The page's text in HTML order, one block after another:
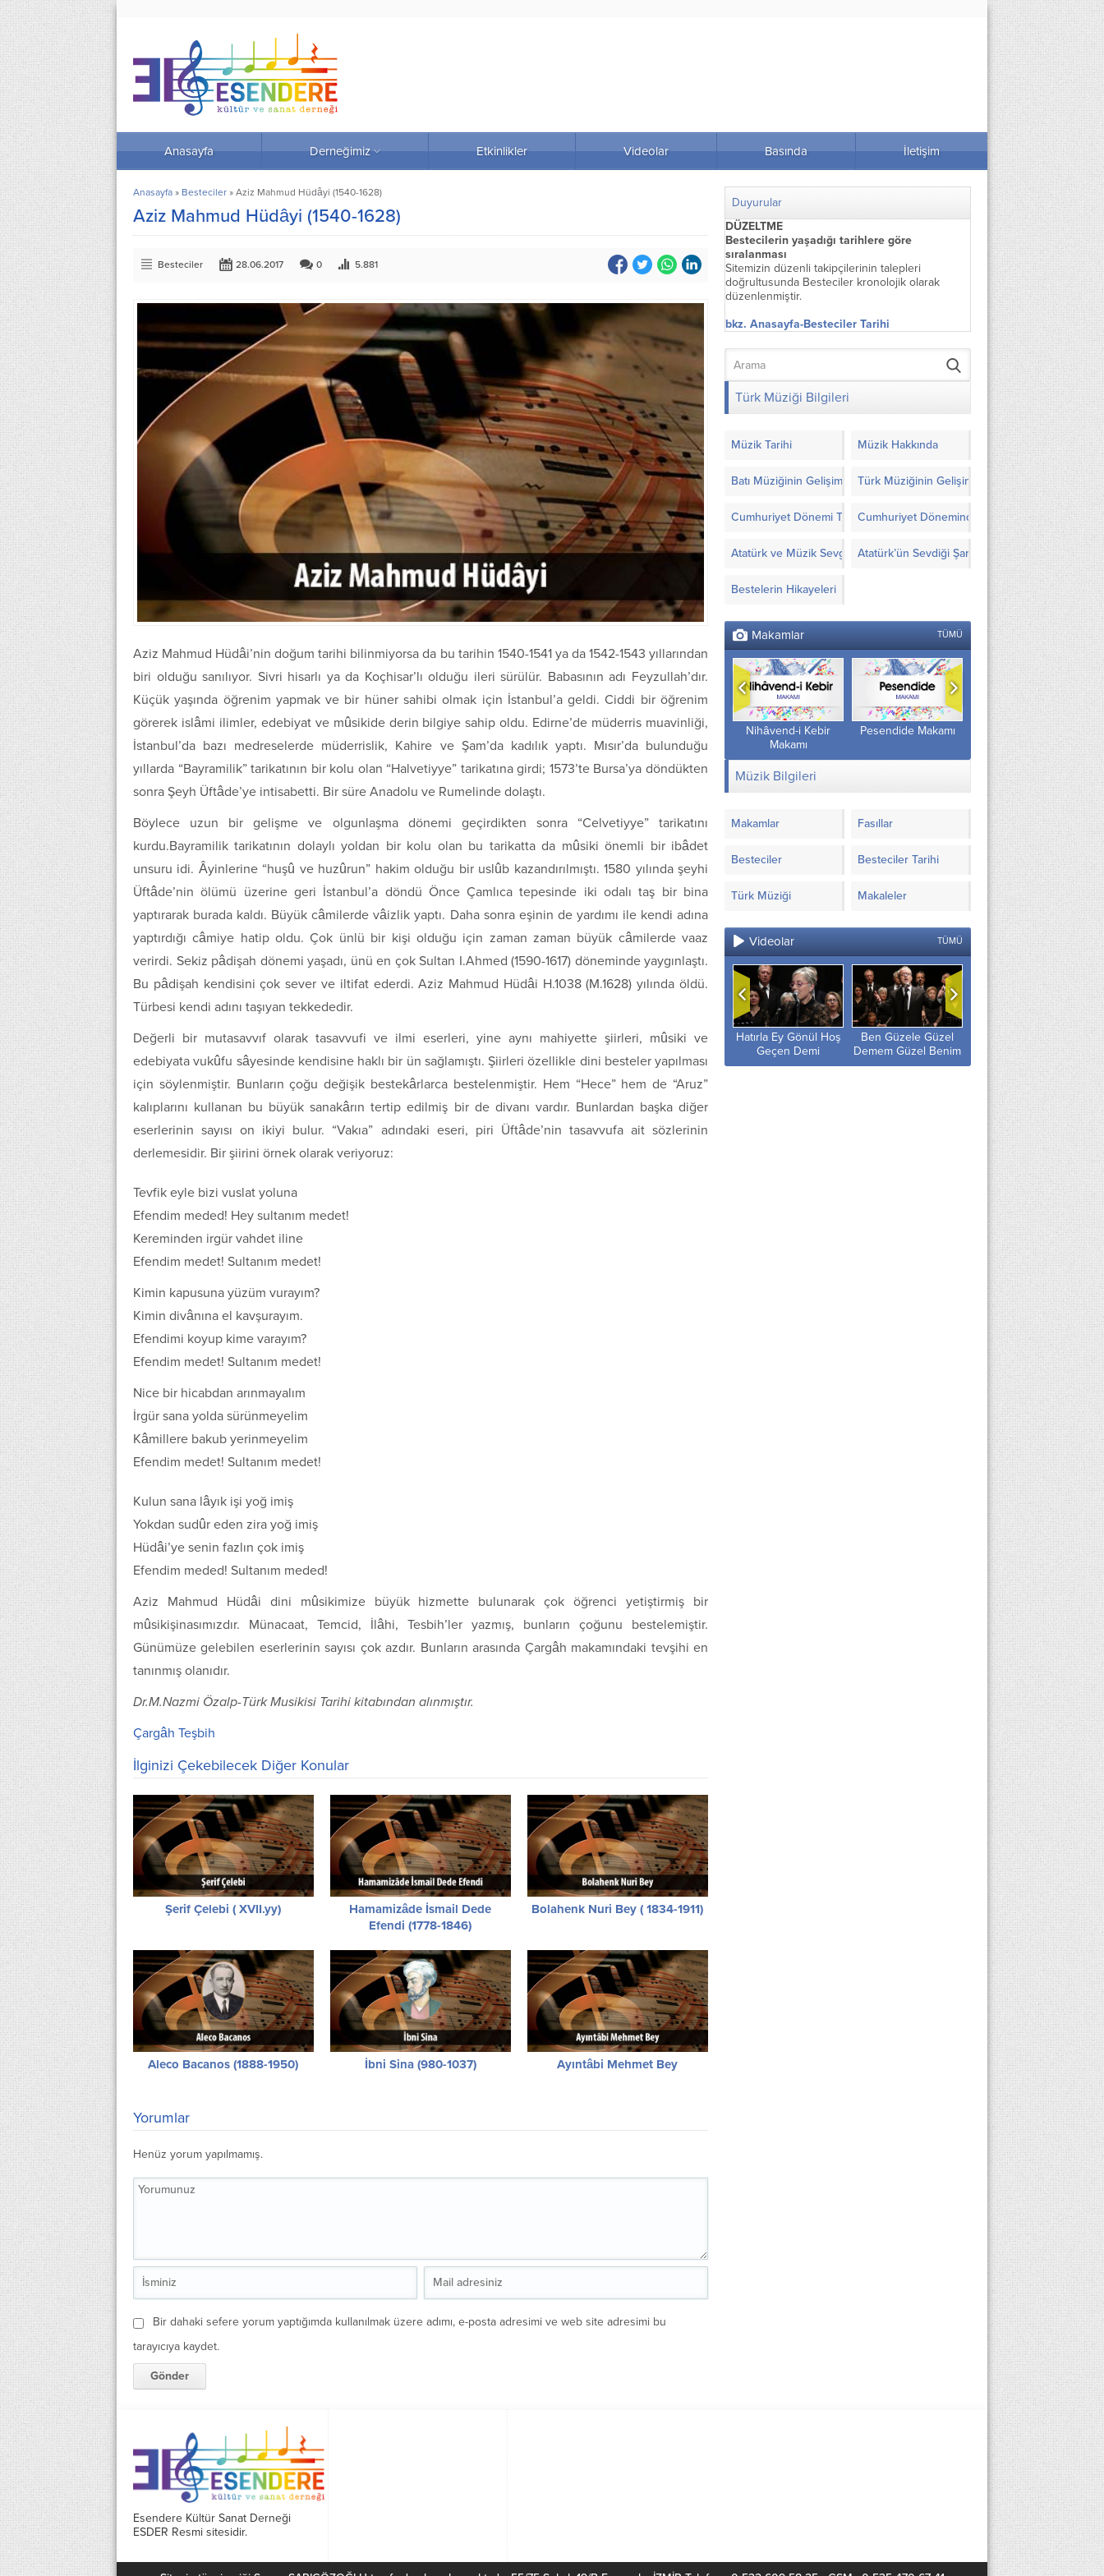
Anasayfa Derneğimiz Etkinlikler Videolar Basında İletişim
Anasayfa » Besteciler » Aziz Mahmud Hüdâyi (1540-1628)
Aziz Mahmud Hüdâyi (1540-1628)
Besteciler 28.06.2017 0 5.881
Aziz Mahmud Hüdâi’nin doğum tarihi bilinmiyorsa da bu tarihin 1540-1541 ya da 1542-1543 yıllarından
biri olduğu sanılıyor. Sivri hisarlı ya da Koçhisar’lı olduğu ileri sürülür. Babasının adı Feyzullah’dır.
Küçük yaşında öğrenim yapmak ve bir hüner sahibi olmak için İstanbul’a geldi. Ciddi bir öğrenim
görerek islâmi ilimler, edebiyat ve mûsikide derin bilgiye sahip oldu. Edirne’de müderris muavinliği,
İstanbul’da bazı medreselerde müderrislik, Kahire ve Şam’da kadılık yaptı. Mısır’da bulunduğu
yıllarda “Bayramilik” tarikatının bir kolu olan “Halvetiyye” tarikatına girdi; 1573’te Bursa’ya döndükten
sonra Şeyh Üftâde’ye intisabetti. Bir süre Anadolu ve Rumelinde dolaştı.
Böylece uzun bir gelişme ve olgunlaşma dönemi geçirdikten sonra “Celvetiyye” tarikatını
kurdu.Bayramilik tarikatının dolaylı yoldan bir kolu olan bu tarikatta da mûsiki önemli bir ibâdet
unsuru idi. Âyinlerine “huşû ve huzûrun” hakim olduğu bir uslûb kazandırılmıştı. 1580 yılında şeyhi
Üftâde’nin ölümü üzerine geri İstanbul’a döndü Önce Çamlıca tepesinde iki odalı taş bir bina
yaptırarak burada kaldı. Büyük câmilerde vâizlik yaptı. Daha sonra eşinin de yardımı ile kendi adına
yaptırdığı câmiye hatip oldu. Çok ünlü bir kişi olduğu için zaman zaman büyük câmilerde vaaz
verirdi. Sekiz pâdişah dönemi yaşadı, ünü en çok Sultan I.Ahmed (1590-1617) döneminde yaygınlaştı.
Bu pâdişah kendisini çok sever ve iltifat ederdi. Aziz Mahmud Hüdâi H.1038 (M.1628) yılında öldü.
Türbesi kendi adını taşıyan tekkededir.
Değerli bir mutasavvıf olarak tasavvufi ve ilmi eserleri, yine aynı mahiyette şiirleri, mûsiki ve
edebiyata vukûfu sâyesinde kendisine haklı bir ün sağlamıştı. Şiirleri özellikle dini besteler yapılması
için söylenmiştir. Bunların çoğu değişik bestekârlarca bestelenmiştir. Hem “Hece” hem de “Aruz”
kalıplarını kullanan bu büyük sanakârın tertip edilmiş bir de divanı vardır. Bunlardan başka diğer
eserlerinin sayısı on ikiyi bulur. “Vakıa” adındaki eseri, piri Üftâde’nin tasavvufa ait sözlerinin
derlemesidir. Bir şiirini örnek olarak veriyoruz:
Tevfik eyle bizi vuslat yoluna
Efendim meded! Hey sultanım medet!
Kereminden irgür vahdet iline
Efendim medet! Sultanım medet!
Kimin kapusuna yüzüm vurayım?
Kimin divânına el kavşurayım.
Efendimi koyup kime varayım?
Efendim medet! Sultanım medet!
Nice bir hicabdan arınmayalım
İrgür sana yolda sürünmeyelim
Kâmillere bakub yerinmeyelim
Efendim medet! Sultanım medet!
Kulun sana lâyık işi yoğ imiş
Yokdan sudûr eden zira yoğ imiş
Hüdâi’ye senin fazlın çok imiş
Efendim meded! Sultanım meded!
Aziz Mahmud Hüdâi dini mûsikimize büyük hizmette bulunarak çok öğrenci yetiştirmiş bir
mûsikişinasımızdır. Münacaat, Temcid, İlâhi, Tesbih’ler yazmış, bunların çoğunu bestelemiştir.
Günümüze gelebilen eserlerinin sayısı çok azdır. Bunların arasında Çargâh makamındaki tevşihi en
tanınmış olanıdır.
Dr.M.Nazmi Özalp-Türk Musikisi Tarihi kitabından alınmıştır.
Çargâh Teşbih
İlginizi Çekebilecek Diğer Konular
Şerif Çelebi ( XVII.yy)
Hamamizâde İsmail Dede
Efendi (1778-1846)
Bolahenk Nuri Bey ( 1834-1911)
Aleco Bacanos (1888-1950) İbni Sina (980-1037) Ayıntâbi Mehmet Bey
Yorumlar
Henüz yorum yapılmamış.
Bir dahaki sefere yorum yaptığımda kullanılmak üzere adımı, e-posta adresimi ve web site adresimi bu
tarayıcıya kaydet.
Duyurular
DÜZELTME
Bestecilerin yaşadığı tarihlere göre
sıralanması
Sitemizin düzenli takipçilerinin talepleri
doğrultusunda Besteciler kronolojik olarak
düzenlenmiştir.
bkz. Anasayfa-Besteciler Tarihi
Türk Müziği Bilgileri
Müzik Tarihi Müzik Hakkında
Batı Müziğinin Gelişimi Türk Müziğinin Gelişimi
Cumhuriyet Dönemi Türk Müziği’nde Yapılanlar
Cumhuriyet Döneminde Türk Müziği İçin
Atatürk ve Müzik Sevgisi Atatürk’ün Sevdiği Şarkılar ve Notaları
Bestelerin Hikayeleri
Makamlar TÜMÜ
Hüseyni Aşirân
Makamı
Zirgüleli Hicaz
Makamı
Nihâvend-i Kebir
Makamı
Pesendide Makamı Irak Makamı Gerdâniye Makamı
Müzik Bilgileri
Makamlar Fasıllar
Besteciler Besteciler Tarihi
Türk Müziği Makaleler
Videolar TÜMÜ
Sana Dün Bir
İstanbul
Sana Nerden Gönül
Hatırla Ey Gönül Hoş
Ben Güzele Güzel
Demem Güzel Benim
Olmayınca
Ayrılık Rüzgârı
Gönlüme Doluyor
Hani Yosun Renkli
Gözlerin Olacaktı
Senin
Esendere Kültür Sanat Derneği
ESDER Resmi sitesidir.